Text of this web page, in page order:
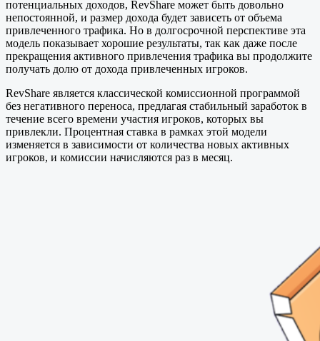
потенциальных доходов, RevShare может быть довольно
непостоянной, и размер дохода будет зависеть от объема
привлеченного трафика. Но в долгосрочной перспективе эта
модель показывает хорошие результаты, так как даже после
прекращения активного привлечения трафика вы продолжите
получать долю от дохода привлеченных игроков.
RevShare является классической комиссионной программой
без негативного переноса, предлагая стабильный заработок в
течение всего времени участия игроков, которых вы
привлекли. Процентная ставка в рамках этой модели
изменяется в зависимости от количества новых активных
игроков, и комиссии начисляются раз в месяц.